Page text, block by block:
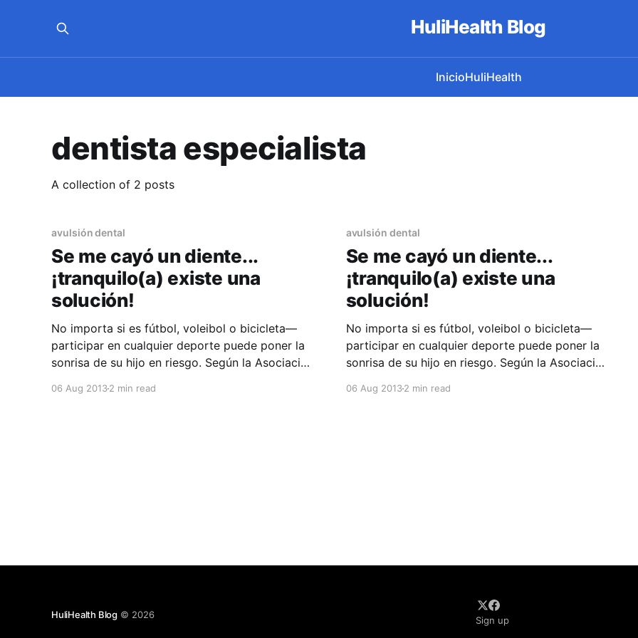
HuliHealth Blog
InicioHuliHealth
dentista especialista
A collection of 2 posts
avulsión dental
Se me cayó un diente...
¡tranquilo(a) existe una
solución!
No importa si es fútbol, voleibol o bicicleta—
participar en cualquier deporte puede poner la
sonrisa de su hijo en riesgo. Según la Asociación
causadas por deportes son la causa número uno
06 Aug 20132 min read
avulsión dental
Se me cayó un diente...
¡tranquilo(a) existe una
solución!
No importa si es fútbol, voleibol o bicicleta—
participar en cualquier deporte puede poner la
sonrisa de su hijo en riesgo. Según la Asociación
causadas por deportes son la causa número uno
06 Aug 20132 min read
HuliHealth Blog © 2026
Sign up